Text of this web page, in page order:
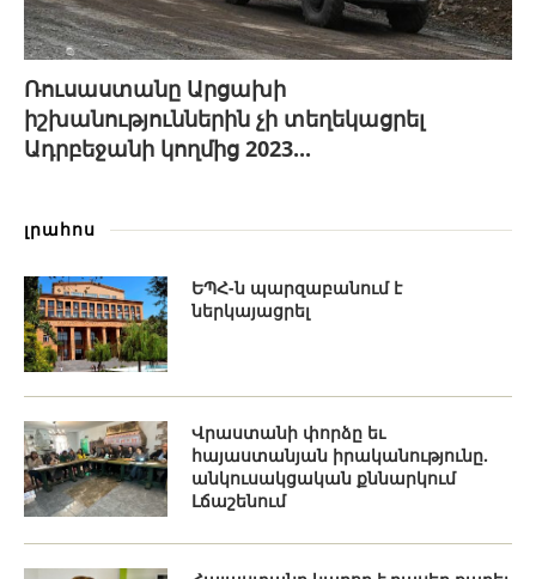
Ռուսաստանը Արցախի
իշխանություններին չի տեղեկացրել
Ադրբեջանի կողմից 2023...
լրահոս
ԵՊՀ-ն պարզաբանում է
ներկայացրել
Վրաստանի փորձը եւ
հայաստանյան իրականությունը.
անկուսակցական քննարկում
Լճաշենում